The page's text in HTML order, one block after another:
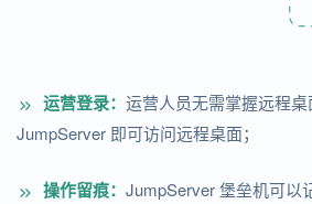
运营登录： 运营人员无需掌握远程
JumpServer 即可访问远程桌面；
操作留痕： JumpServer 堡垒机可以